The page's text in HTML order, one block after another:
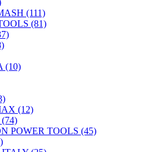
(111)
(81)
(10)
(12)
(74)
POWER TOOLS (45)